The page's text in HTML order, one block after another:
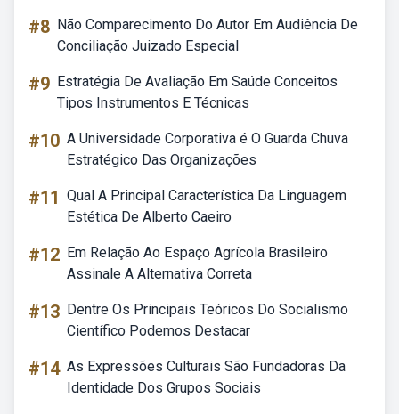
#8 Não Comparecimento Do Autor Em Audiência De
Conciliação Juizado Especial
#9 Estratégia De Avaliação Em Saúde Conceitos
Tipos Instrumentos E Técnicas
#10 A Universidade Corporativa é O Guarda Chuva
Estratégico Das Organizações
#11 Qual A Principal Característica Da Linguagem
Estética De Alberto Caeiro
#12 Em Relação Ao Espaço Agrícola Brasileiro
Assinale A Alternativa Correta
#13 Dentre Os Principais Teóricos Do Socialismo
Científico Podemos Destacar
#14 As Expressões Culturais São Fundadoras Da
Identidade Dos Grupos Sociais